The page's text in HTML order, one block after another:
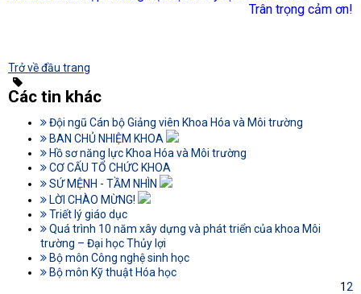
Trân trọng cảm ơn!
Trở về đầu trang
Các tin khác
Đội ngũ Cán bộ Giảng viên Khoa Hóa và Môi trường
BAN CHỦ NHIỆM KHOA
Hồ sơ năng lực Khoa Hóa và Môi trường
CƠ CẤU TỔ CHỨC KHOA
SỨ MỆNH - TẦM NHÌN
LỜI CHÀO MỪNG!
Triết lý giáo dục
Quá trình 10 năm xây dựng và phát triển của khoa Môi
trường – Đại học Thủy lợi
Bộ môn Công nghệ sinh học
Bộ môn Kỹ thuật Hóa học
12